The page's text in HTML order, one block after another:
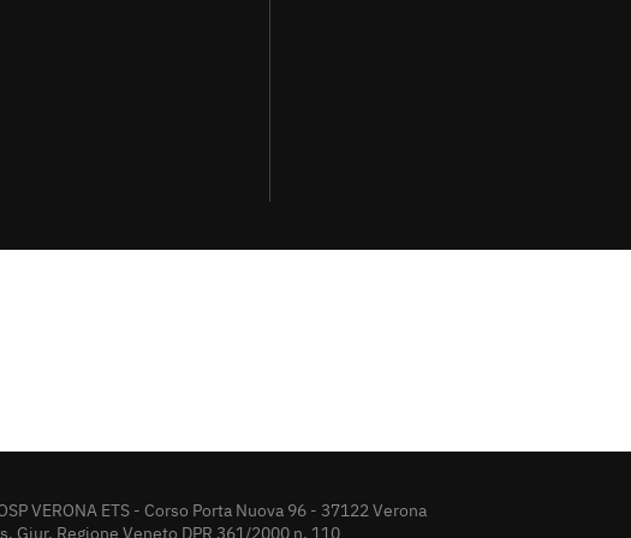
VERONA ETS - Corso Porta Nuova 96 - 37122 Verona
Giur. Regione Veneto DPR 361/2000 n. 110